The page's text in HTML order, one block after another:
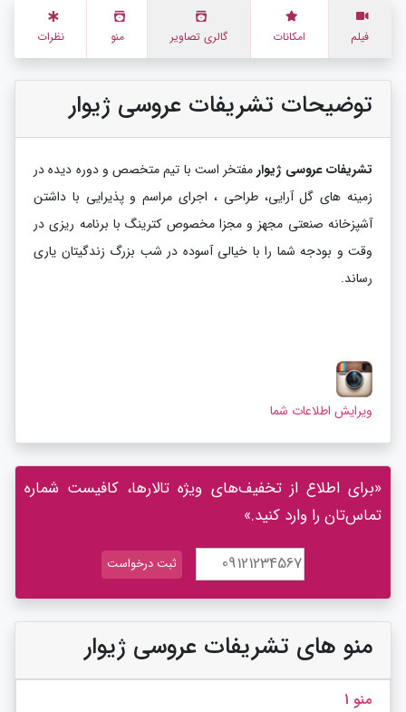
فیلم امکانات گالری تصاویر منو نظرات
توضیحات تشریفات عروسی ژیوار
تشریفات عروسی ژیوارمفتخر است با تیم متخصص و دوره دیده در
زمینه های گل آرایی، طراحی ، اجرای مراسم و پذیرایی با داشتن
آشپزخانه صنعتی مجهز و مجزا مخصوص کترینگ با برنامه ریزی در
وقت و بودجه شما را با خیالی آسوده در شب بزرگ زندگیتان یاری
رساند.
ویرایش اطلاعات شما
«برای اطلاع از تخفیف‌های ویژه تالارها، کافیست شماره
تماس‌تان را وارد کنید.»
منو های تشریفات عروسی ژیوار
منو 1